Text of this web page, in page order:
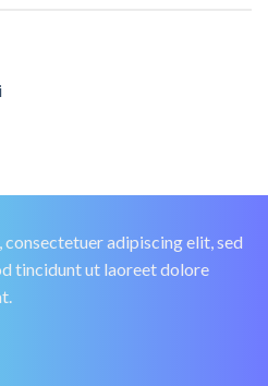
adipiscing elit, sed
tincidunt ut laoreet dolore